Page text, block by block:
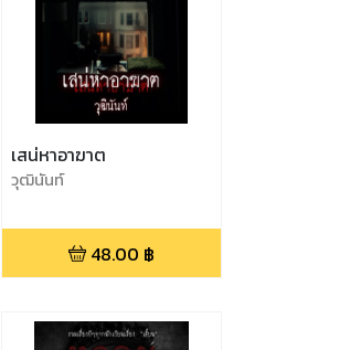
เสน่หาอาฆาต
วุฒินันท์
48.00 ฿